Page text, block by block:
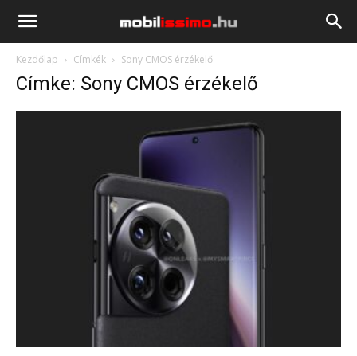
Mobilissimo.hu
Kezdőlap Címkék Sony CMOS érzékelő
Címke: Sony CMOS érzékelő